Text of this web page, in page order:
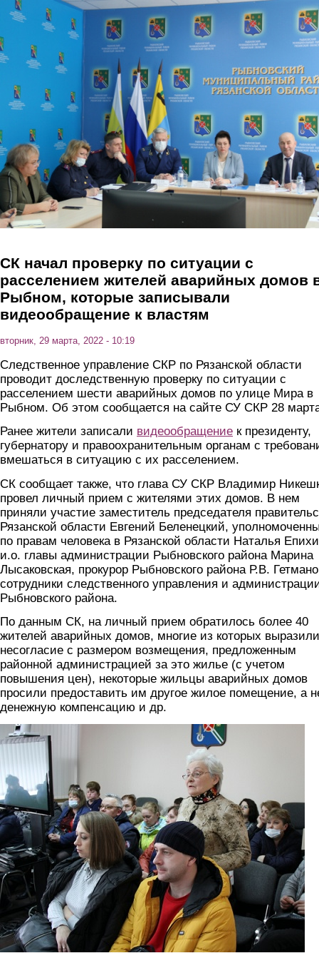
Перейти к основному содержанию
СК начал проверку по ситуации с
расселением жителей аварийных домов
Рыбном, которые записывали
видеообращение к властям
вторник, 29 марта, 2022 - 10:19
Следственное управление СКР по Рязанской области
проводит доследственную проверку по ситуации с
расселением шести аварийных домов по улице Мира в
Рыбном. Об этом сообщается на сайте СУ СКР 28
Ранее жители записали видеообращение к президенту,
губернатору и правоохранительным органам с
вмешаться в ситуацию с их расселением.
СК сообщает также, что глава СУ СКР Владимир
провел личный прием с жителями этих домов. В нем
приняли участие заместитель председателя
Рязанской области Евгений Беленецкий,
по правам человека в Рязанской области Наталья
и.о. главы администрации Рыбновского района Марина
Лысаковская, прокурор Рыбновского района Р.В.
сотрудники следственного управления и
Рыбновского района.
По данным СК, на личный прием обратилось более 40
жителей аварийных домов, многие из которых выразили
несогласие с размером возмещения, предложенным
районной администрацией за это жилье (с учетом
повышения цен), некоторые жильцы аварийных домов
просили предоставить им другое жилое помещение, а
денежную компенсацию и др.